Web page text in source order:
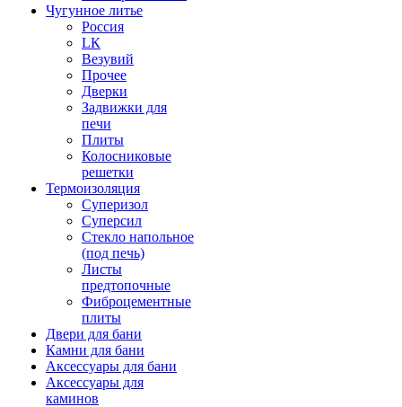
Чугунное литье
Россия
LК
Везувий
Прочее
Дверки
Задвижки для
печи
Плиты
Колосниковые
решетки
Термоизоляция
Суперизол
Суперсил
Стекло напольное
(под печь)
Листы
предтопочные
Фиброцементные
плиты
Двери для бани
Камни для бани
Аксессуары для бани
Аксессуары для
каминов